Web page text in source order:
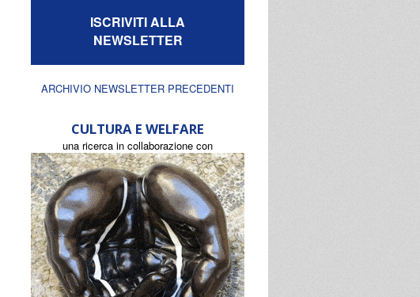
ISCRIVITI ALLA
NEWSLETTER
ARCHIVIO NEWSLETTER PRECEDENTI
CULTURA E WELFARE
una ricerca in collaborazione con